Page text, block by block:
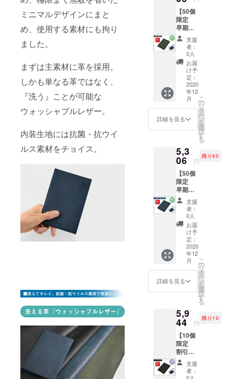
ミニマルデザインにまと
め、使用する素材にも拘り
ました。
まずは主素材に革を採用。
しかも単なる革ではなく、
『洗う』ことが可能な
ウォッシャブルレザー。
内装生地には抗菌・抗ウイ
ルス素材をチョイス。
として
お急ぎ
の方は
備考欄
にその
旨ご記
載くだ
さい。
デザイ
ン等、
一部変
更にな
る場合
がござ
いま
す。あ
らかじ
めご了
承くだ
さい。
※2020
年12月
中旬の
ます。
クリス
マスギ
フト用
として
お急ぎ
の方は
備考欄
にその
旨ご記
載くだ
さい。
（消費
税・送
料込
み）の
とこ
ろ、 支
援者様
限定価
¥5,306
（消費
税・送
料込
み）で
お届け
デザイ
ン等、
一部変
更にな
る場合
がござ
いま
す。あ
らかじ
めご了
承くだ
さい。
※2020
年12月
中旬の
発送を
予定し
マスギ
フト用
として
お急ぎ
の方は
備考欄
にその
旨ご記
【50個
限定
早期割
引
20%OF
F】 限
定数：
50個 レ
ザーマ
スクホ
ルダー
（本体
色：
カー
キ）× 1
個 一般
定価格
¥6,582
（消費
税・送
料込
み）の
とこ
ろ、 支
援者様
限定価
¥5,306
（消費
税・送
料込
み）で
お届け
デザイ
ン等、
一部変
更にな
る場合
がござ
いま
す。あ
支援
者：
0人
お届
け予
定：
2020
年12
月
詳細を見る
こ
の
リ
タ
ー
ン
を
選
択
す
る
5,3
06 円
残り50
【50個
限定
早期割
引
20%OF
F】 限
定数：
50個 レ
ザーマ
スクホ
ルダー
（本体
色：ネ
イビー
ブ
ルー）×
般販売
予定価
格
¥6,582
（消費
税・送
料込
み）の
とこ
支援
者：
0人
お届
け予
定：
2020
年12
月
詳細を見る
こ
の
リ
タ
ー
ン
を
選
択
す
る
5,9
44 円
残り10
【10個
限定
割引
10%OF
F】 限
定数：
支援
者：
0人